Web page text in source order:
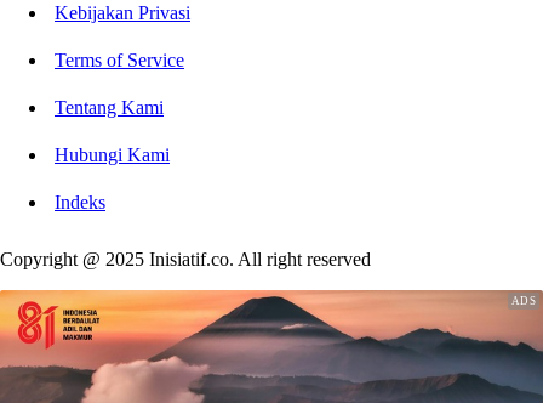
Kebijakan Privasi
Terms of Service
Tentang Kami
Hubungi Kami
Indeks
Copyright @ 2025 Inisiatif.co. All right reserved